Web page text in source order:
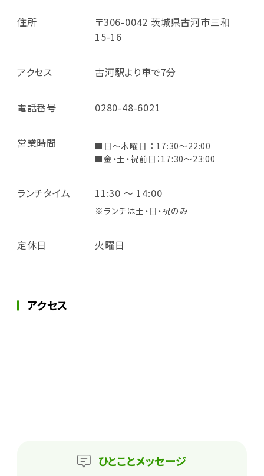
住所
〒306-0042 茨城県古河市三和
15-16
アクセス 古河駅より車で7分
電話番号 0280-48-6021
営業時間
■日～木曜日 ： 17:30～22:00
■金・土・祝前日：17:30～23:00
ランチタイム 11:30 ～ 14:00
※ランチは土・日・祝のみ
定休日 火曜日
アクセス
ひとことメッセージ